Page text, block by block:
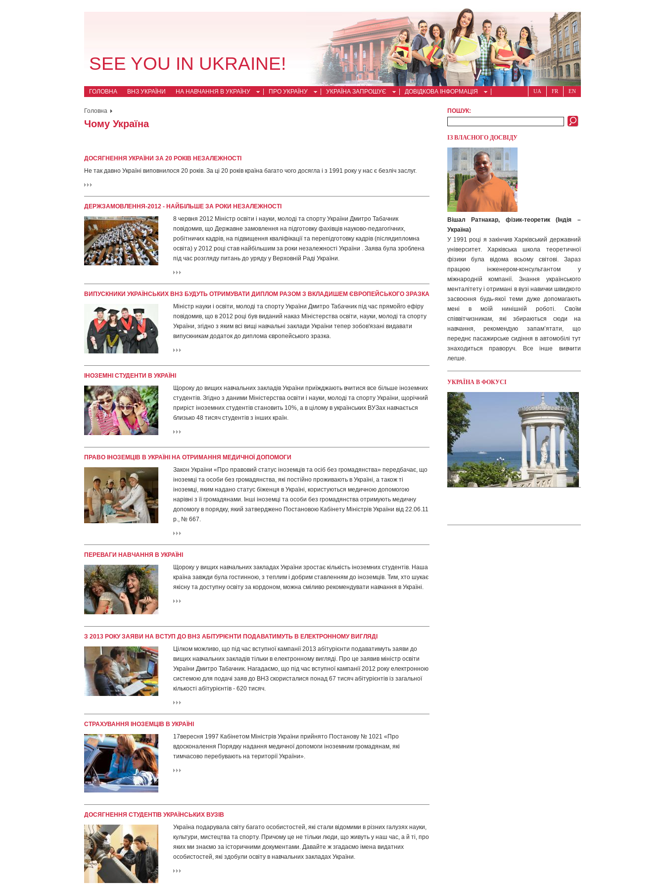
SEE YOU IN UKRAINE!
ГОЛОВНА ВНЗ УКРАЇНИ НА НАВЧАННЯ В УКРАЇНУ ПРО УКРАЇНУ УКРАЇНА ЗАПРОШУЄ ДОВІДКОВА ІНФОРМАЦІЯ EN
FR
UA
Головна
Чому Україна
ДОСЯГНЕННЯ УКРАЇНИ ЗА 20 РОКІВ НЕЗАЛЕЖНОСТІ
Не так давно Україні виповнилося 20 років. За ці 20 років країна багато чого досягла і з 1991 року у нас є безліч заслуг.
ДЕРЖЗАМОВЛЕННЯ-2012 - НАЙБІЛЬШЕ ЗА РОКИ НЕЗАЛЕЖНОСТІ
8 червня 2012 Міністр освіти і науки, молоді та спорту України Дмитро Табачник
повідомив, що Державне замовлення на підготовку фахівців науково-педагогічних,
робітничих кадрів, на підвищення кваліфікації та перепідготовку кадрів (післядипломна
освіта) у 2012 році став найбільшим за роки незалежності України . Заява була зроблена
під час розгляду питань до уряду у Верховній Раді України.
ВИПУСКНИКИ УКРАЇНСЬКИХ ВНЗ БУДУТЬ ОТРИМУВАТИ ДИПЛОМ РАЗОМ З ВКЛАДИШЕМ ЄВРОПЕЙСЬКОГО ЗРАЗКА
Міністр науки і освіти, молоді та спорту України Дмитро Табачник під час прямойго ефіру
повідомив, що в 2012 році був виданий наказ Міністерства освіти, науки, молоді та спорту
України, згідно з яким всі вищі навчальні заклади України тепер зобов'язані видавати
випускникам додаток до диплома європейського зразка.
ІНОЗЕМНІ СТУДЕНТИ В УКРАЇНІ
Щороку до вищих навчальних закладів України приїжджають вчитися все більше іноземних
студентів. Згідно з даними Міністерства освіти і науки, молоді та спорту України, щорічний
приріст іноземних студентів становить 10%, а в цілому в українських ВУЗах навчається
близько 48 тисяч студентів з інших країн.
ПРАВО ІНОЗЕМЦІВ В УКРАЇНІ НА ОТРИМАННЯ МЕДИЧНОЇ ДОПОМОГИ
Закон України «Про правовий статус іноземців та осіб без громадянства» передбачає, що
іноземці та особи без громадянства, які постійно проживають в Україні, а також ті
іноземці, яким надано статус біженця в Україні, користуються медичною допомогою
нарівні з її громадянами. Інші іноземці та особи без громадянства отримують медичну
допомогу в порядку, який затверджено Постановою Кабінету Міністрів України від 22.06.11
р., № 667.
ПЕРЕВАГИ НАВЧАННЯ В УКРАЇНІ
Щороку у вищих навчальних закладах України зростає кількість іноземних студентів. Наша
країна завжди була гостинною, з теплим і добрим ставленням до іноземців. Тим, хто шукає
якісну та доступну освіту за кордоном, можна сміливо рекомендувати навчання в Україні.
З 2013 РОКУ ЗАЯВИ НА ВСТУП ДО ВНЗ АБІТУРІЄНТИ ПОДАВАТИМУТЬ В ЕЛЕКТРОННОМУ ВИГЛЯДІ
Цілком можливо, що під час вступної кампанії 2013 абітурієнти подаватимуть заяви до
вищих навчальних закладів тільки в електронному вигляді. Про це заявив міністр освіти
України Дмитро Табачник. Нагадаємо, що під час вступної кампанії 2012 року електронною
системою для подачі заяв до ВНЗ скористалися понад 67 тисяч абітурієнтів із загальної
кількості абітурієнтів - 620 тисяч.
СТРАХУВАННЯ ІНОЗЕМЦІВ В УКРАЇНІ
17вересня 1997 Кабінетом Міністрів України прийнято Постанову № 1021 «Про
вдосконалення Порядку надання медичної допомоги іноземним громадянам, які
тимчасово перебувають на території України».
ДОСЯГНЕННЯ СТУДЕНТІВ УКРАЇНСЬКИХ ВУЗІВ
Україна подарувала світу багато особистостей, які стали відомими в різних галузях науки,
культури, мистецтва та спорту. Причому це не тільки люди, що живуть у наш час, а й ті, про
яких ми знаємо за історичними документами. Давайте ж згадаємо імена видатних
особистостей, які здобули освіту в навчальних закладах України.
ПОШУК:
ІЗ ВЛАСНОГО ДОСВІДУ
Вішал Ратнакар, фізик-теоретик (Індія –
Україна)
У 1991 році я закінчив Харківський державний
університет. Харківська школа теоретичної
фізики була відома всьому світові. Зараз
працюю інженером-консультантом у
міжнародній компанії. Знання українського
менталітету і отримані в вузі навички швидкого
засвоєння будь-якої теми дуже допомагають
мені в моїй нинішній роботі. Своїм
співвітчизникам, які збираються сюди на
навчання, рекомендую запам’ятати, що
переднє пасажирське сидіння в автомобілі тут
знаходиться праворуч. Все інше вивчити
легше.
УКРАЇНА В ФОКУСІ